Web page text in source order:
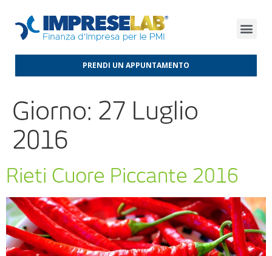
PRENDI UN APPUNTAMENTO
Giorno: 27 Luglio
2016
Rieti Cuore Piccante 2016